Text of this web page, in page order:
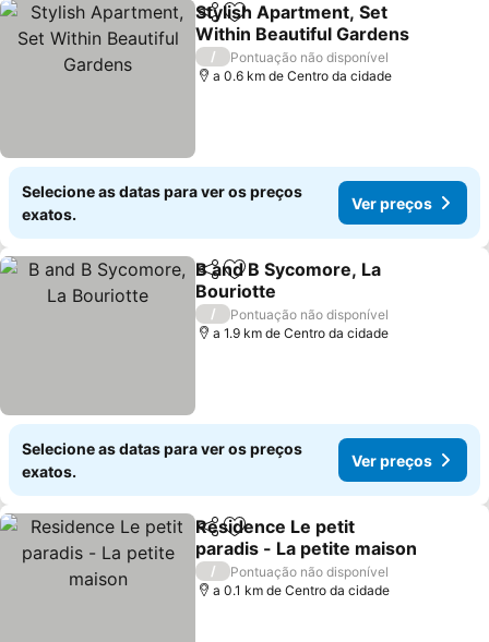
PartilharAdicionar aos favoritos
Stylish Apartment, Set
Within Beautiful Gardens
Ver preços
/
Pontuação não disponível
a 0.6 km de Centro da cidade
Selecione as datas para ver os preços
exatos.
Ver preços
PartilharAdicionar aos favoritos
B and B Sycomore, La
Bouriotte
Ver preços
/
Pontuação não disponível
a 1.9 km de Centro da cidade
Selecione as datas para ver os preços
exatos.
Ver preços
PartilharAdicionar aos favoritos
Residence Le petit
paradis - La petite maison
Ver preços
/
Pontuação não disponível
a 0.1 km de Centro da cidade